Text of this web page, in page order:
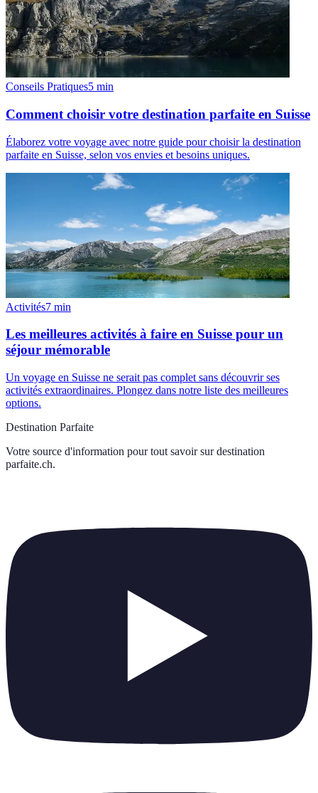
Conseils Pratiques5 min
Comment choisir votre destination parfaite en Suisse
Élaborez votre voyage avec notre guide pour choisir la destination
parfaite en Suisse, selon vos envies et besoins uniques.
Activités7 min
Les meilleures activités à faire en Suisse pour un
séjour mémorable
Un voyage en Suisse ne serait pas complet sans découvrir ses
activités extraordinaires. Plongez dans notre liste des meilleures
options.
Destination Parfaite
Votre source d'information pour tout savoir sur destination
parfaite.ch.